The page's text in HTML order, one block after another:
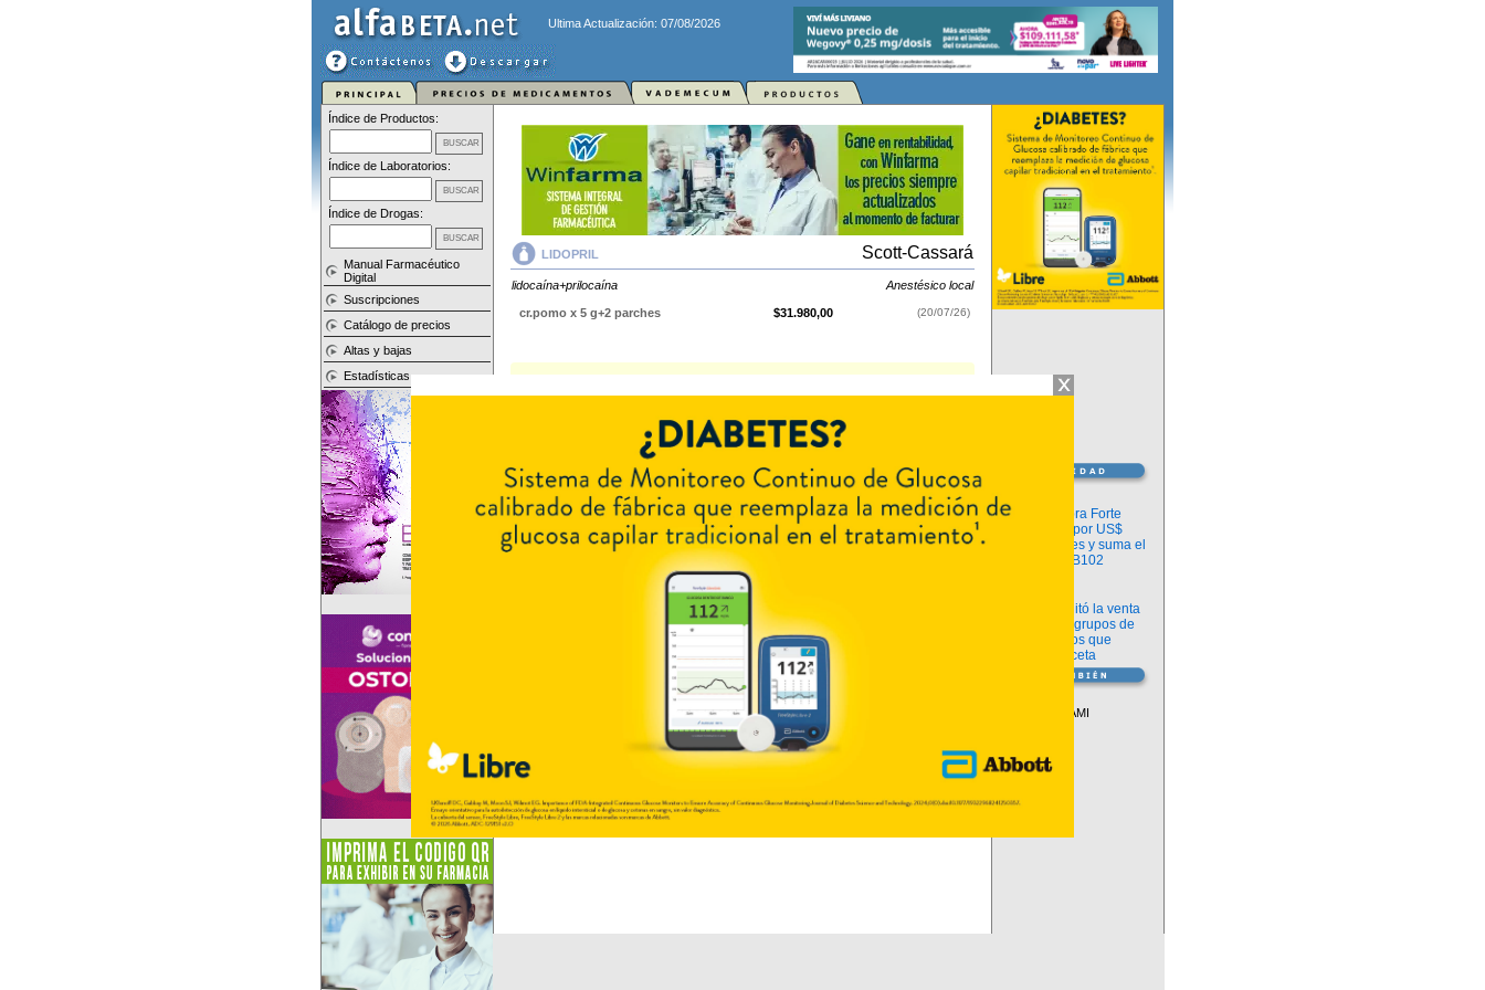
Ultima Actualización: 07/08/2026
Índice de Productos:
Índice de Laboratorios:
Índice de Drogas:
Manual Farmacéutico
Digital
Suscripciones
Catálogo de precios
Altas y bajas
Estadísticas
LIDOPRIL Scott-Cassará
lidocaína+prilocaína Anestésico local
cr.pomo x 5 g+2 parches $31.980,00 (20/07/26)
disponible.
Explorar más
Otros productos conlidocaína+prilocaína
Otros productos deScott-Cassará
Información
argenx compra Forte
Biosciences por US$
2.200 millones y suma el
anticuerpo FB102
ANMAT habilitó la venta
libre de diez grupos de
medicamentos que
requerían receta
Descuentos PAMI